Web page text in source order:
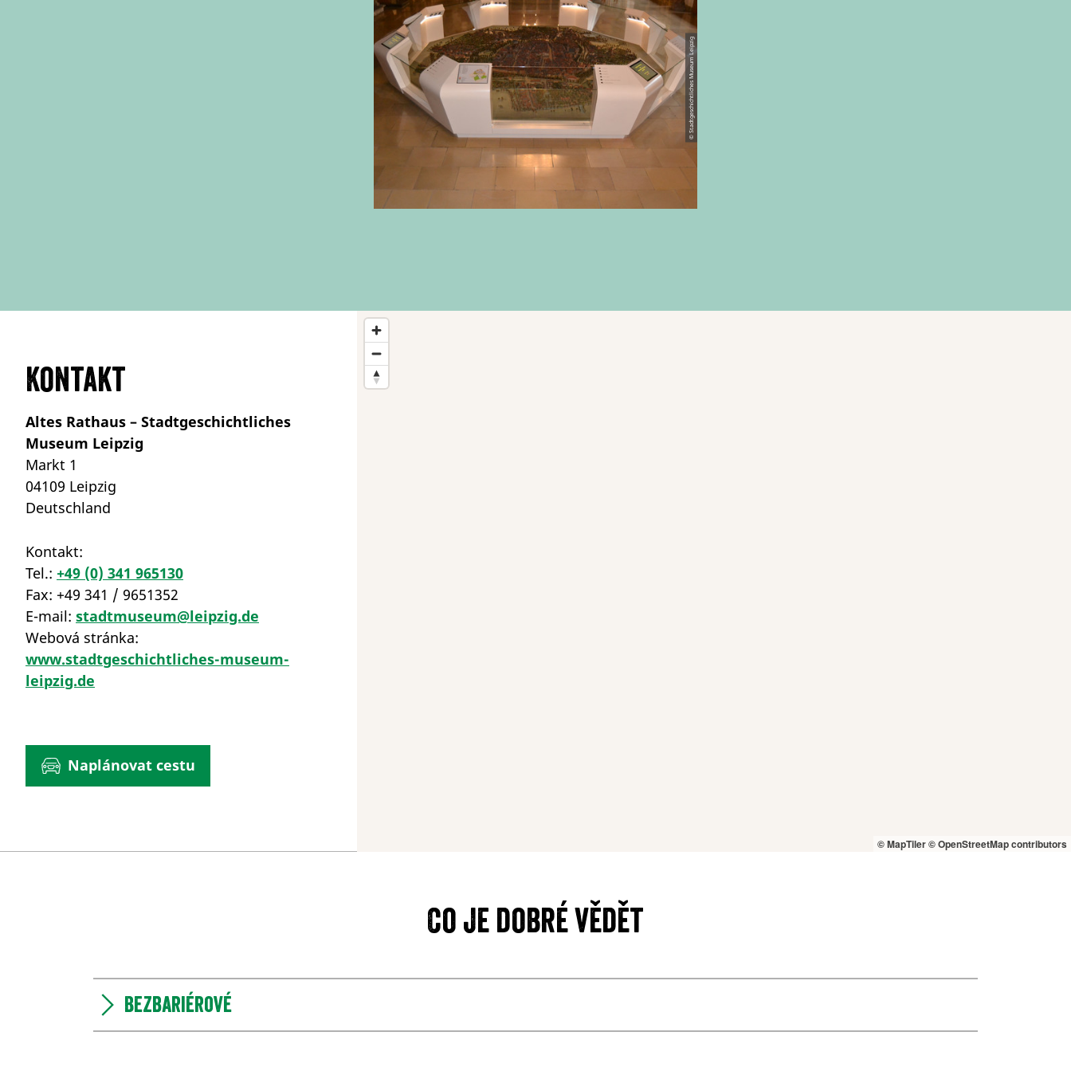
© Stadtgeschichtliches Museum Leipzig
Kontakt
Altes Rathaus – Stadtgeschichtliches
Museum Leipzig
Markt 1
04109 Leipzig
Deutschland
Kontakt:
Tel.: +49 (0) 341 965130
Fax: +49 341 / 9651352
E-mail: stadtmuseum@leipzig.de
Webová stránka:
www.stadtgeschichtliches-museum-
leipzig.de
Naplánovat cestu
© MapTiler© OpenStreetMap contributors
Co je dobré vědět
Bezbariérové